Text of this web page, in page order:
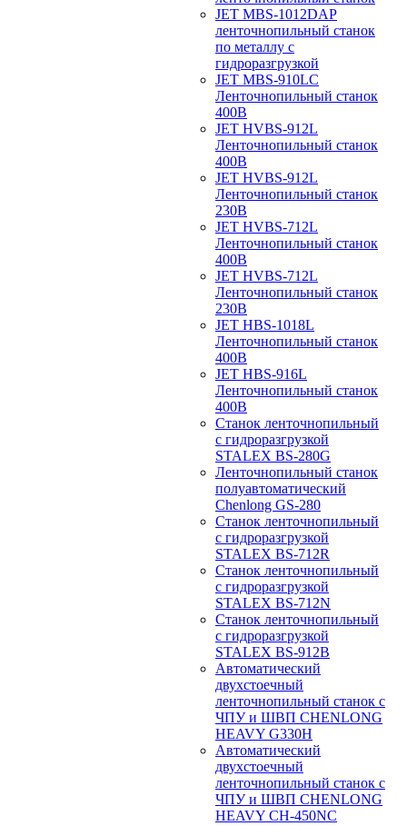
JET MBS-1012DAP
ленточнопильный станок
по металлу с
гидроразгрузкой
JET MBS-910LC
Ленточнопильный станок
400В
JET HVBS-912L
Ленточнопильный станок
400В
JET HVBS-912L
Ленточнопильный станок
230В
JET HVBS-712L
Ленточнопильный станок
400В
JET HVBS-712L
Ленточнопильный станок
230В
JET HBS-1018L
Ленточнопильный станок
400В
JET HBS-916L
Ленточнопильный станок
400В
Станок ленточнопильный
с гидроразгрузкой
STALEX BS-280G
Ленточнопильный станок
полуавтоматический
Chenlong GS-280
Станок ленточнопильный
с гидроразгрузкой
STALEX BS-712R
Станок ленточнопильный
с гидроразгрузкой
STALEX BS-712N
Станок ленточнопильный
с гидроразгрузкой
STALEX BS-912B
Автоматический
двухстоечный
ленточнопильный станок с
ЧПУ и ШВП CHENLONG
HEAVY G330H
Автоматический
двухстоечный
ленточнопильный станок с
ЧПУ и ШВП CHENLONG
HEAVY CH-450NC